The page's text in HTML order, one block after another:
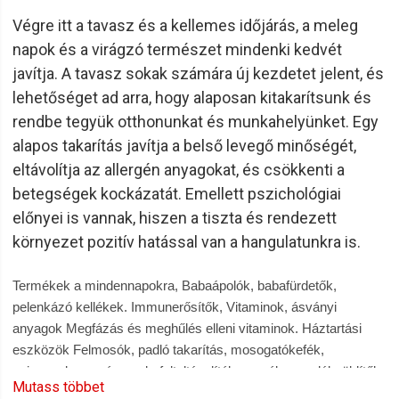
Végre itt a tavasz és a kellemes időjárás, a meleg
napok és a virágzó természet mindenki kedvét
javítja. A tavasz sokak számára új kezdetet jelent, és
lehetőséget ad arra, hogy alaposan kitakarítsunk és
rendbe tegyük otthonunkat és munkahelyünket. Egy
alapos takarítás javítja a belső levegő minőségét,
eltávolítja az allergén anyagokat, és csökkenti a
betegségek kockázatát. Emellett pszichológiai
előnyei is vannak, hiszen a tiszta és rendezett
környezet pozitív hatással van a hangulatunkra is.
Termékek a mindennapokra, Babaápolók, babafürdetők,
pelenkázó kellékek. Immunerősítők, Vitaminok, ásványi
anyagok Megfázás és meghűlés elleni vitaminok. Háztartási
eszközök Felmosók, padló takarítás, mosogatókefék,
szivacsok, mosószerek, folteltávolítók, mosókapszulák, öblítők.
Konyhai törlőkendő, szemeteszsák. Szobai Illatosítók,
Mutass többet